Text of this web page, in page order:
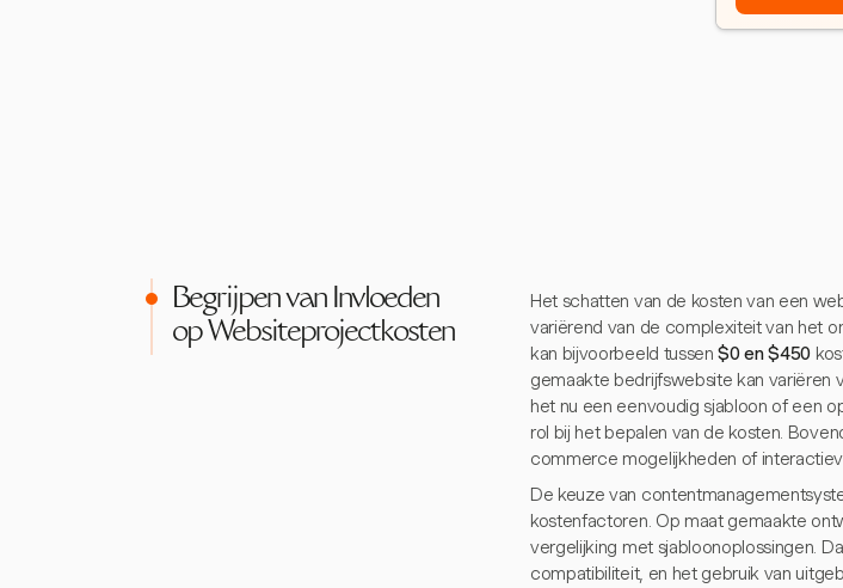
Begrijpen van Invloeden
op Websiteprojectkosten
Het schatten van de kosten van een
variërend van de complexiteit van het
kan bijvoorbeeld tussen$0 en $450
gemaakte bedrijfswebsite kan variëren
het nu een eenvoudig sjabloon of een
rol bij het bepalen van de kosten.
commerce mogelijkheden of
De keuze van
kostenfactoren. Op maat gemaakte
vergelijking met sjabloonoplossingen.
compatibiliteit, en het gebruik van